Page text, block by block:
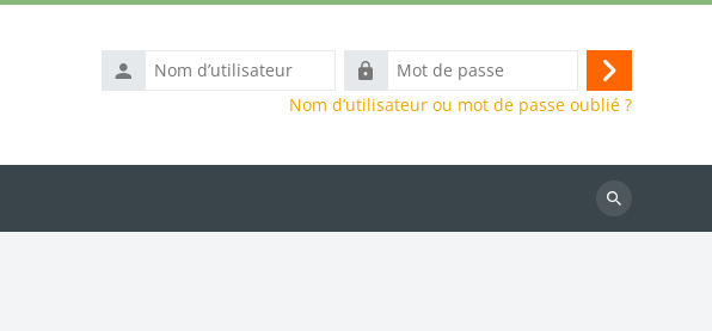
Nom
d’utilisateur
Mot
de
Connexion
Nom d’utilisateur ou mot de passe oublié ?
Rechercher